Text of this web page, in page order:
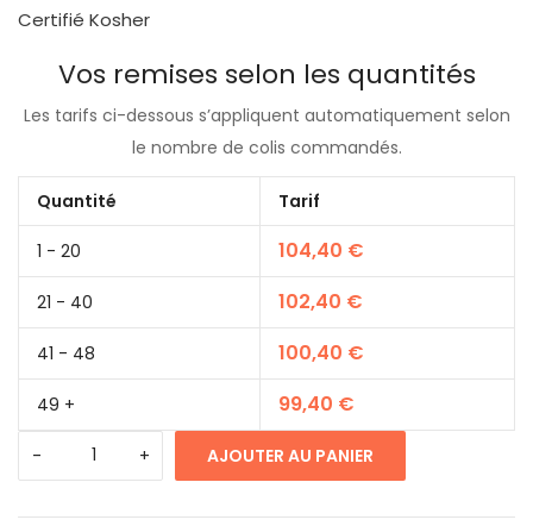
Certifié Kosher
Vos remises selon les quantités
Les tarifs ci-dessous s’appliquent automatiquement selon
le nombre de colis commandés.
Quantité Tarif
1 - 20 104,40 €
21 - 40 102,40 €
41 - 48 100,40 €
49 + 99,40 €
AJOUTER AU PANIER